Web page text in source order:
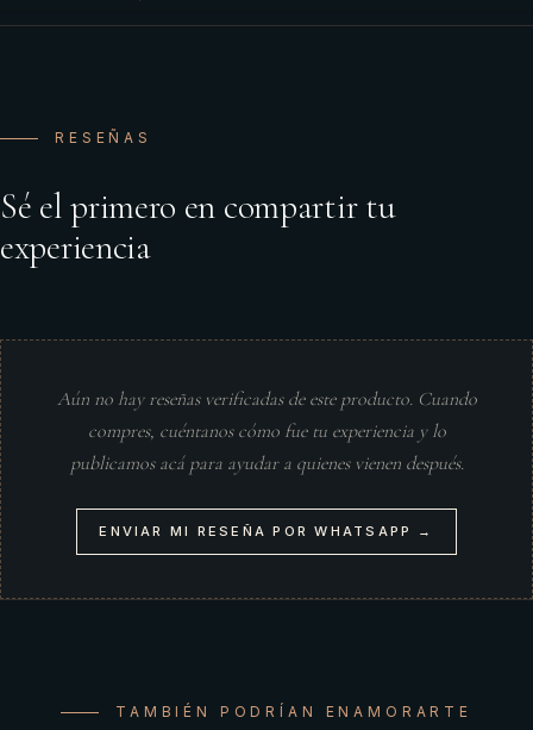
RESEÑAS
Sé el primero en compartir tu
experiencia
Aún no hay reseñas verificadas de este producto. Cuando
compres, cuéntanos cómo fue tu experiencia y lo
publicamos acá para ayudar a quienes vienen después.
ENVIAR MI RESEÑA POR WHATSAPP →
TAMBIÉN PODRÍAN ENAMORARTE